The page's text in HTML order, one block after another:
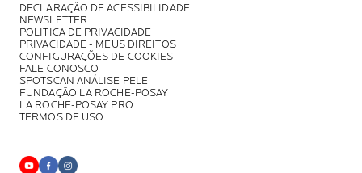
DECLARAÇÃO DE ACESSIBILIDADE
NEWSLETTER
POLITICA DE PRIVACIDADE
PRIVACIDADE - MEUS DIREITOS
CONFIGURAÇÕES DE COOKIES
FALE CONOSCO
SPOTSCAN ANÁLISE PELE
FUNDAÇÃO LA ROCHE-POSAY
LA ROCHE-POSAY PRO
TERMOS DE USO